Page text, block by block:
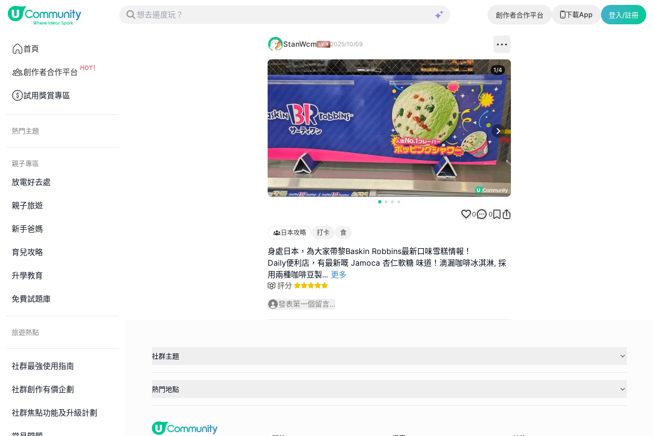
創作者合作平台 下載App 登入/註冊
首頁
創作者合作平台
試用獎賞專區
熱門主題
親子專區
放電好去處
親子旅遊
新手爸媽
育兒攻略
升學教育
免費試題庫
旅遊熱點
社群最強使用指南
社群創作有價企劃
社群焦點功能及升級計劃
StanWcm 2025/10/09
Next slide
1/4
0 0
日本攻略 打卡 食
身處日本，為大家帶黎Baskin Robbins最新口味雪糕情報！
Daily便利店，有最新嘅 Jamoca 杏仁軟糖 味道！滴漏咖啡冰淇淋, 採
用兩種咖啡豆製... 更多
評分
發表第一個留言...
社群主題
熱門地點